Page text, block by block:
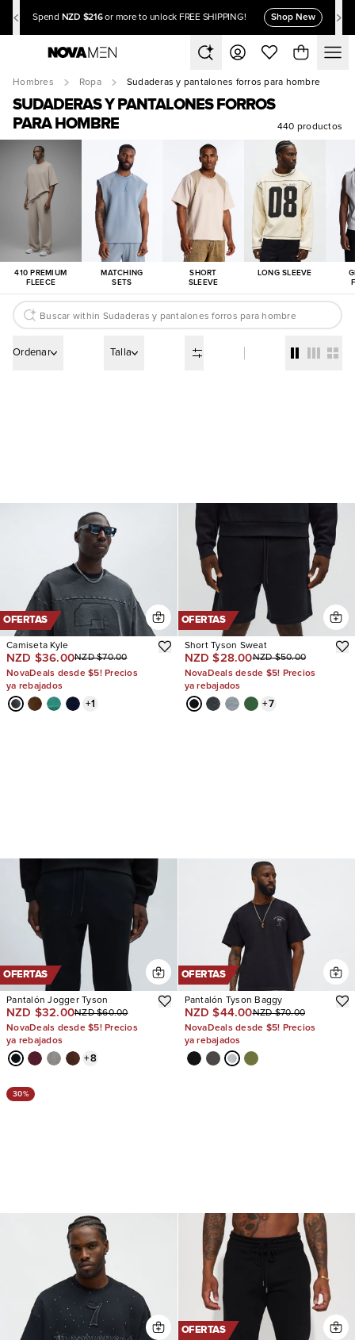
Spend NZD $216 or more to unlock FREE SHIPPING! Shop New
Hombres Ropa Sudaderas y pantalones forros para hombre
SUDADERAS Y PANTALONES FORROS
PARA HOMBRE
440 productos
410 PREMIUM
FLEECE
MATCHING
SETS
SHORT
SLEEVE
LONG SLEEVE
Ordenar Talla
OFERTAS
Camiseta Kyle
NZD $36.00NZD $70.00
NovaDeals desde $5! Precios
ya rebajados
+1
OFERTAS
Short Tyson Sweat
NZD $28.00NZD $50.00
NovaDeals desde $5! Precios
ya rebajados
+7
OFERTAS
Pantalón Jogger Tyson
NZD $32.00NZD $60.00
NovaDeals desde $5! Precios
ya rebajados
+8
OFERTAS
Pantalón Tyson Baggy
NZD $44.00NZD $70.00
NovaDeals desde $5! Precios
ya rebajados
30%
OFERTAS